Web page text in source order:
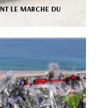
LE MARCHE DU